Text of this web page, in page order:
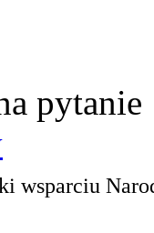
pytanie
wsparciu